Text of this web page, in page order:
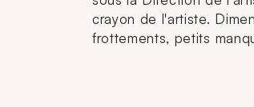
crayon de l'artiste.
frottements, petits